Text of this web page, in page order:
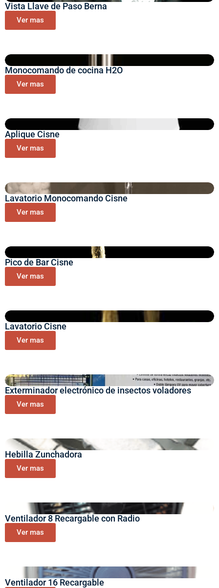
Vista Llave de Paso Berna
Ver mas
Monocomando de cocina H2O
Ver mas
Aplique Cisne
Ver mas
Lavatorio Monocomando Cisne
Ver mas
Pico de Bar Cisne
Ver mas
Lavatorio Cisne
Ver mas
Exterminador electrónico de insectos voladores
Ver mas
Hebilla Zunchadora
Ver mas
Ventilador 8 Recargable con Radio
Ver mas
Ventilador 16 Recargable